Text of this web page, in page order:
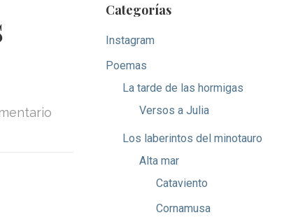
Categorías
Instagram
Poemas
La tarde de las hormigas
Versos a Julia
Los laberintos del minotauro
Alta mar
Cataviento
Cornamusa